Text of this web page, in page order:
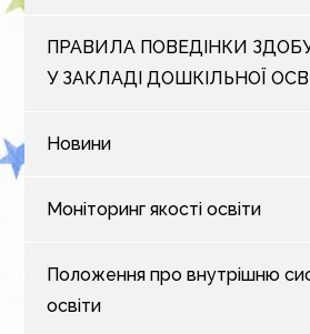
ПРАВИЛА ПОВЕДІНКИ
У ЗАКЛАДІ ДОШКІЛЬНОЇ
Новини
Моніторинг якості освіти
Положення про внутрішню
освіти